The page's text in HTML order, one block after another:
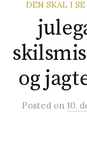
DEN SKAL I
og
Posted on 10.